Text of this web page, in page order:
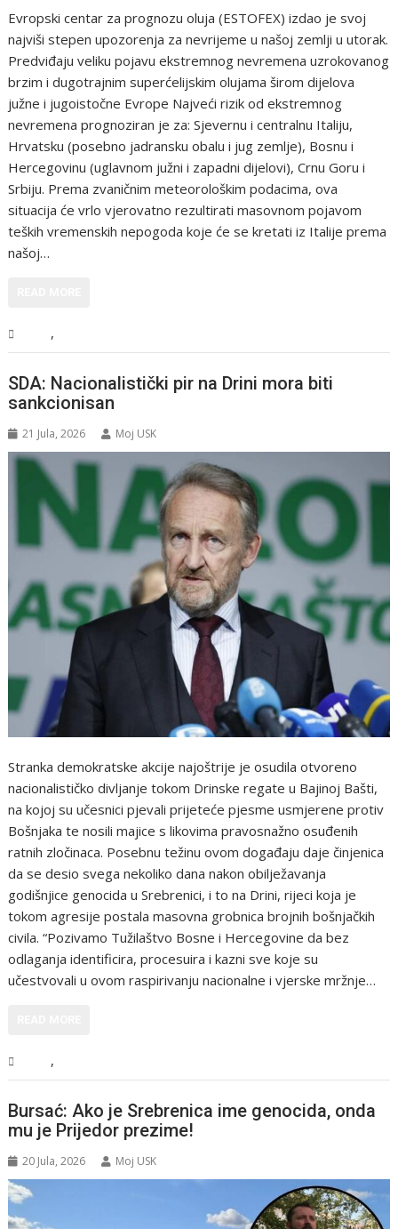
Evropski centar za prognozu oluja (ESTOFEX) izdao je svoj
najviši stepen upozorenja za nevrijeme u našoj zemlji u utorak.
Predviđaju veliku pojavu ekstremnog nevremena uzrokovanog
brzim i dugotrajnim superćelijskim olujama širom dijelova
južne i jugoistočne Evrope Najveći rizik od ekstremnog
nevremena prognoziran je za: Sjevernu i centralnu Italiju,
Hrvatsku (posebno jadransku obalu i jug zemlje), Bosnu i
Hercegovinu (uglavnom južni i zapadni dijelovi), Crnu Goru i
Srbiju. Prema zvaničnim meteorološkim podacima, ova
situacija će vrlo vjerovatno rezultirati masovnom pojavom
teških vremenskih nepogoda koje će se kretati iz Italije prema
našoj…
,
SDA: Nacionalistički pir na Drini mora biti
sankcionisan
21 Jula, 2026 Moj USK
Stranka demokratske akcije najoštrije je osudila otvoreno
nacionalističko divljanje tokom Drinske regate u Bajinoj Bašti,
na kojoj su učesnici pjevali prijeteće pjesme usmjerene protiv
Bošnjaka te nosili majice s likovima pravosnažno osuđenih
ratnih zločinaca. Posebnu težinu ovom događaju daje činjenica
da se desio svega nekoliko dana nakon obilježavanja
godišnjice genocida u Srebrenici, i to na Drini, rijeci koja je
tokom agresije postala masovna grobnica brojnih bošnjačkih
civila. “Pozivamo Tužilaštvo Bosne i Hercegovine da bez
odlaganja identificira, procesuira i kazni sve koje su
učestvovali u ovom raspirivanju nacionalne i vjerske mržnje…
,
Bursać: Ako je Srebrenica ime genocida, onda
mu je Prijedor prezime!
20 Jula, 2026 Moj USK